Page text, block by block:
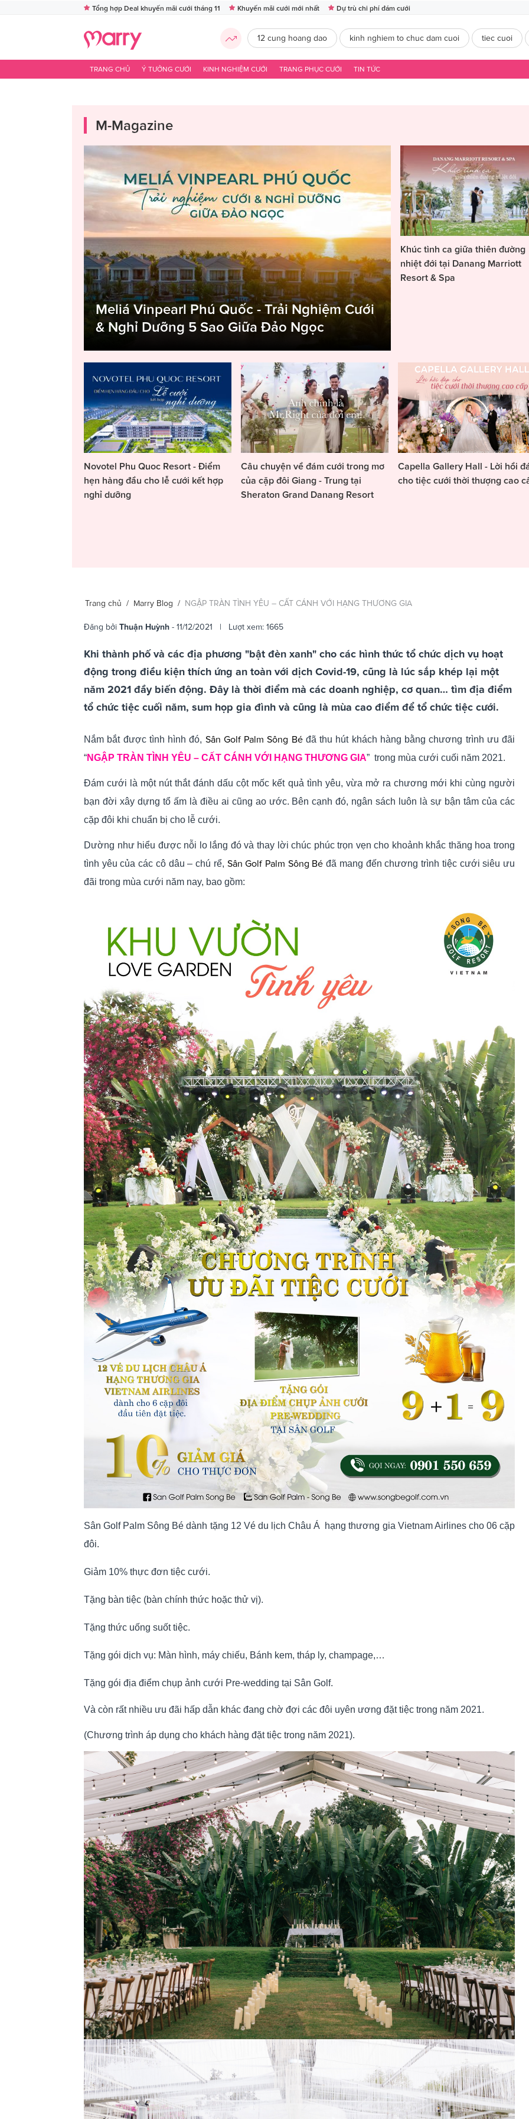
Tổng hợp Deal khuyến mãi cưới tháng 11 Khuyến mãi cưới mới nhất Dự trù chi phí đám cưới
12 cung hoang dao kinh nghiem to chuc dam cuoi tiec cuoi
TRANG CHỦ Ý TƯỞNG CƯỚI KINH NGHIỆM CƯỚI TRANG PHỤC CƯỚI TIN TỨC
M-Magazine
Meliá Vinpearl Phú Quốc - Trải Nghiệm Cưới
& Nghỉ Dưỡng 5 Sao Giữa Đảo Ngọc
Khúc tình ca giữa thiên đường
nhiệt đới tại Danang Marriott
Resort & Spa
Novotel Phu Quoc Resort - Điểm
hẹn hàng đầu cho lễ cưới kết hợp
nghỉ dưỡng
Câu chuyện về đám cưới trong mơ
của cặp đôi Giang - Trung tại
Sheraton Grand Danang Resort
Capella Gallery Hall - Lời hồi
cho tiệc cưới thời thượng cao
Trang chủ / Marry Blog / NGẬP TRÀN TÌNH YÊU – CẤT CÁNH VỚI HẠNG THƯƠNG GIA
Đăng bởi Thuận Huỳnh - 11/12/2021 | Lượt xem: 1665
Khi thành phố và các địa phương "bật đèn xanh" cho các hình thức tổ chức dịch vụ hoạt
động trong điều kiện thích ứng an toàn với dịch Covid-19, cũng là lúc sắp khép lại một
năm 2021 đầy biến động. Đây là thời điểm mà các doanh nghiệp, cơ quan… tìm địa điểm
tổ chức tiệc cuối năm, sum họp gia đình và cũng là mùa cao điểm để tổ chức tiệc cưới.
Nắm bắt được tình hình đó, Sân Golf Palm Sông Béđã thu hút khách hàng bằng chương trình ưu đãi
“NGẬP TRÀN TÌNH YÊU – CẤT CÁNH VỚI HẠNG THƯƠNG GIA” trong mùa cưới cuối năm 2021.
Đám cưới là một nút thắt đánh dấu cột mốc kết quả tình yêu, vừa mở ra chương mới khi cùng người
bạn đời xây dựng tổ ấm là điều ai cũng ao ước. Bên cạnh đó, ngân sách luôn là sự bận tâm của các
cặp đôi khi chuẩn bị cho lễ cưới.
Dường như hiểu được nỗi lo lắng đó và thay lời chúc phúc trọn vẹn cho khoảnh khắc thăng hoa trong
tình yêu của các cô dâu – chú rể, Sân Golf Palm Sông Béđã mang đến chương trình tiệc cưới siêu ưu
đãi trong mùa cưới năm nay, bao gồm:
Sân Golf Palm Sông Bé dành tặng 12 Vé du lịch Châu Á hạng thương gia Vietnam Airlines cho 06 cặp
đôi.
Giảm 10% thực đơn tiệc cưới.
Tặng bàn tiệc (bàn chính thức hoặc thử vị).
Tặng thức uống suốt tiệc.
Tặng gói dịch vụ: Màn hình, máy chiếu, Bánh kem, tháp ly, champage,…
Tặng gói địa điểm chụp ảnh cưới Pre-wedding tại Sân Golf.
Và còn rất nhiều ưu đãi hấp dẫn khác đang chờ đợi các đôi uyên ương đặt tiệc trong năm 2021.
(Chương trình áp dụng cho khách hàng đặt tiệc trong năm 2021).